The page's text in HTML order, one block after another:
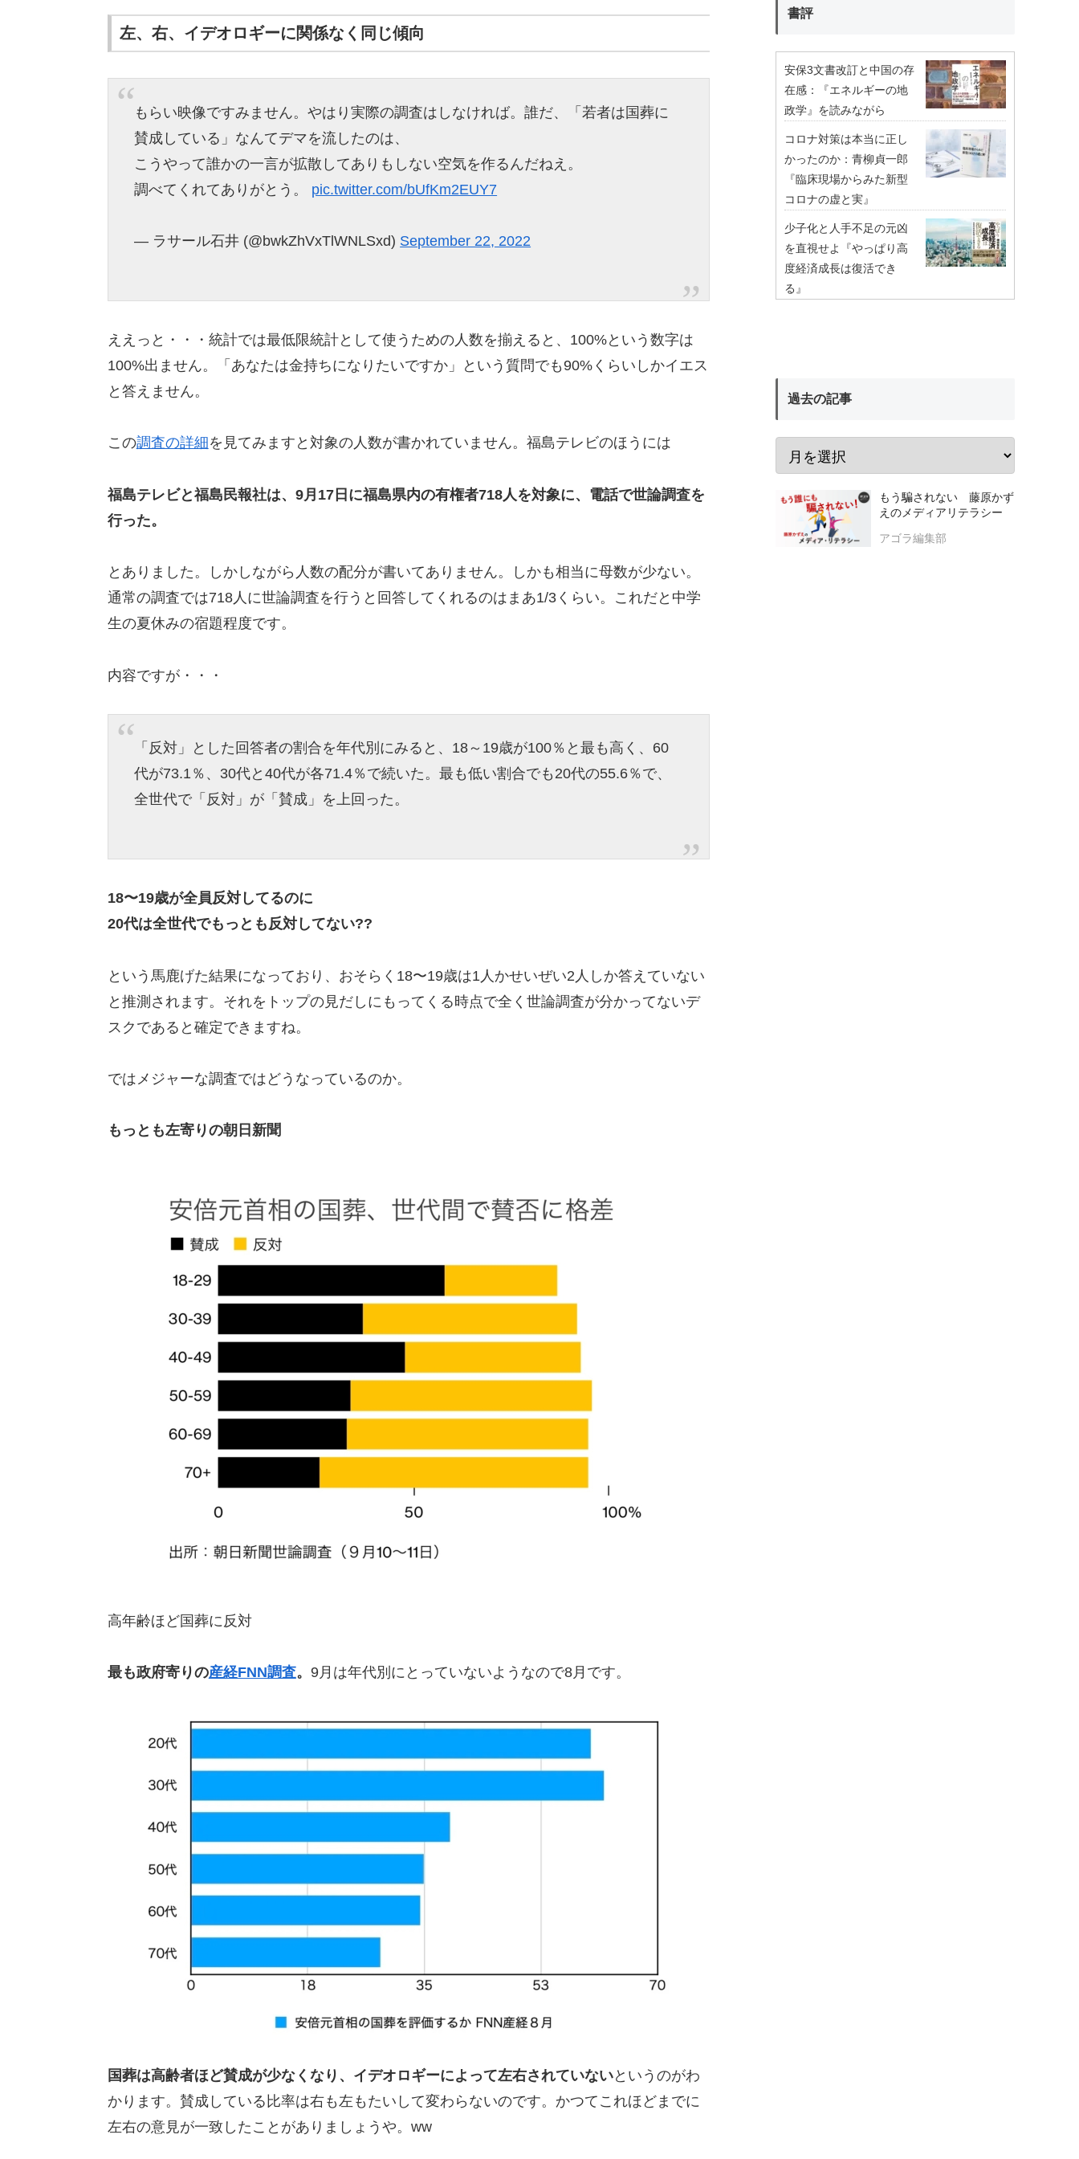
左、右、イデオロギーに関係なく同じ傾向
もらい映像ですみません。やはり実際の調査はしなければ。誰だ、「若者は国葬に
賛成している」なんてデマを流したのは、
こうやって誰かの一言が拡散してありもしない空気を作るんだねえ。
調べてくれてありがとう。 pic.twitter.com/bUfKm2EUY7
— ラサール石井 (@bwkZhVxTlWNLSxd) September 22, 2022
ええっと・・・統計では最低限統計として使うための人数を揃えると、100%という数字は
100%出ません。「あなたは金持ちになりたいですか」という質問でも90%くらいしかイエス
と答えません。
この調査の詳細を見てみますと対象の人数が書かれていません。福島テレビのほうには
福島テレビと福島民報社は、9月17日に福島県内の有権者718人を対象に、電話で世論調査を
行った。
とありました。しかしながら人数の配分が書いてありません。しかも相当に母数が少ない。
通常の調査では718人に世論調査を行うと回答してくれるのはまあ1/3くらい。これだと中学
生の夏休みの宿題程度です。
内容ですが・・・
「反対」とした回答者の割合を年代別にみると、18～19歳が100％と最も高く、60
代が73.1％、30代と40代が各71.4％で続いた。最も低い割合でも20代の55.6％で、
全世代で「反対」が「賛成」を上回った。
18〜19歳が全員反対してるのに
20代は全世代でもっとも反対してない??
という馬鹿げた結果になっており、おそらく18〜19歳は1人かせいぜい2人しか答えていない
と推測されます。それをトップの見だしにもってくる時点で全く世論調査が分かってないデ
スクであると確定できますね。
ではメジャーな調査ではどうなっているのか。
もっとも左寄りの朝日新聞
高年齢ほど国葬に反対
最も政府寄りの産経FNN調査。 9月は年代別にとっていないようなので8月です。
国葬は高齢者ほど賛成が少なくなり、イデオロギーによって左右されていないというのがわ
かります。賛成している比率は右も左もたいして変わらないのです。かつてこれほどまでに
左右の意見が一致したことがありましょうや。ww
書評
安保3文書改訂と中国の存
在感：『エネルギーの地
政学』を読みながら
コロナ対策は本当に正し
かったのか：青柳貞一郎
『臨床現場からみた新型
コロナの虚と実』
少子化と人手不足の元凶
を直視せよ『やっぱり高
度経済成長は復活でき
る』
過去の記事
もう騙されない 藤原かず
えのメディアリテラシー
アゴラ編集部